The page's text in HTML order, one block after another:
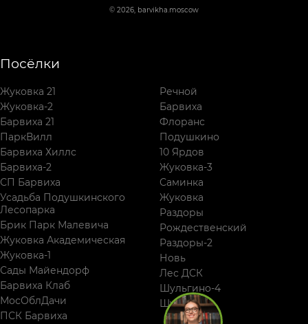
Посёлки
Жуковка 21
Жуковка-2
Барвиха 21
ПаркВилл
Барвиха Хиллс
Барвиха-2
СП Барвиха
Усадьба Подушкинского
Лесопарка
Брик Парк Малевича
Жуковка Академическая
Жуковка-1
Сады Майендорф
Барвиха Клаб
МосОблДачи
ПСК Барвиха
Речной
Барвиха
Флоранс
Подушкино
10 Ярдов
Жуковка-3
Саминка
Жуковка
Раздоры
Рождественский
Раздоры-2
Новь
Лес ДСК
Шульгино-4
Шульгино
© 2026, barvikha.moscow